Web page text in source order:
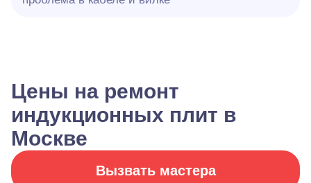
Цены на ремонт
индукционных плит в
Москве
Вызвать мастера